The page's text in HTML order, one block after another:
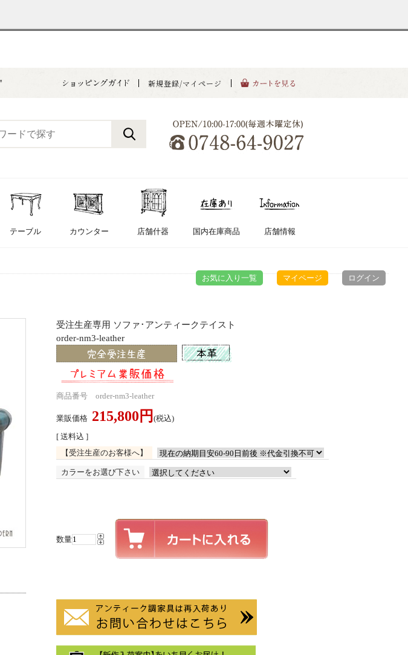
お気に入り一覧 マイページ ログイン
受注生産専用 ソファ･アンティークテイスト
order-nm3-leather
商品番号 order-nm3-leather
業販価格 215,800円 (税込)
[ 送料込 ]
【受注生産のお客様へ】
カラーをお選び下さい
数量